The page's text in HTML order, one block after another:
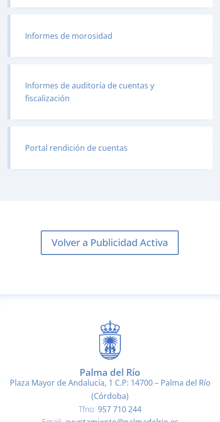
Informes de morosidad
Informes de auditoría de cuentas y
fiscalización
Portal rendición de cuentas
Volver a Publicidad Activa
Palma del Río
Plaza Mayor de Andalucía, 1 C.P: 14700 – Palma del Río
(Córdoba)
Tfno: 957 710 244